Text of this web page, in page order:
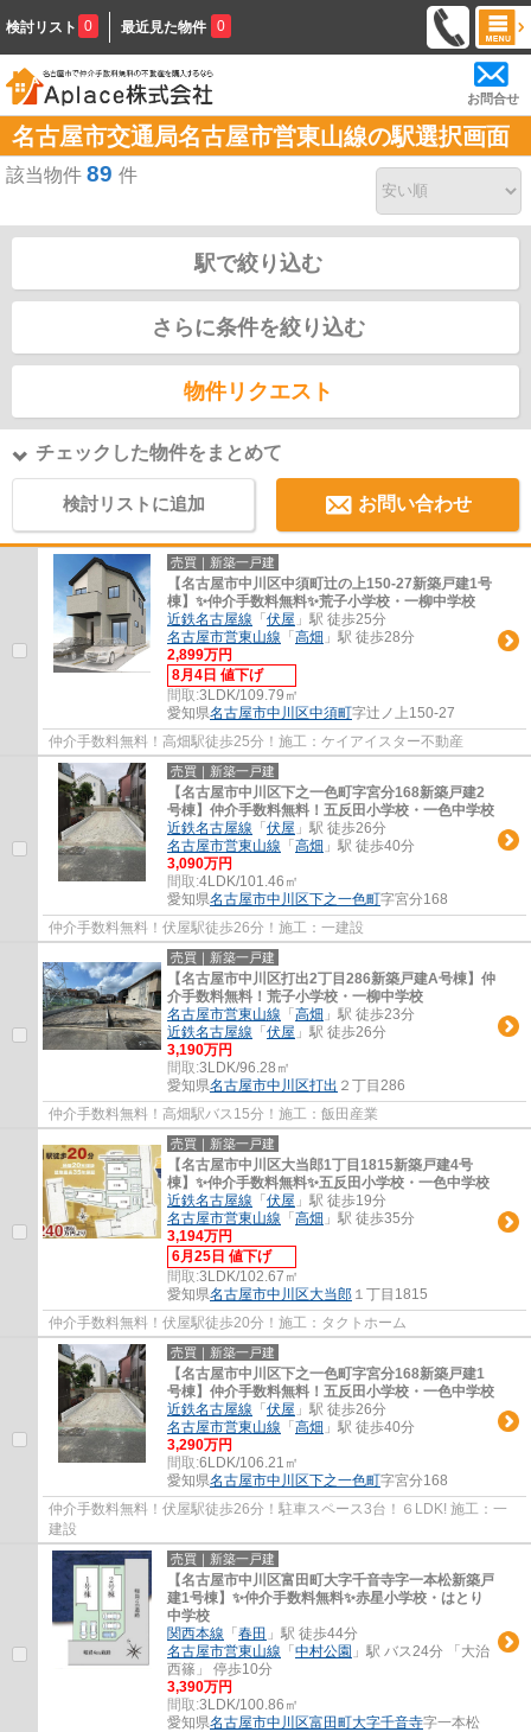
検討リスト 0 最近見た物件 0
お問合せ
名古屋市交通局名古屋市営東山線の駅選択画面
該当物件 89 件
駅で絞り込む
さらに条件を絞り込む
物件リクエスト
チェックした物件をまとめて
検討リストに追加 お問い合わせ
売買｜新築一戸建
【名古屋市中川区中須町辻の上150-27新築戸建1号
棟】✨️仲介手数料無料✨️荒子小学校・一柳中学校
近鉄名古屋線 「 伏屋 」駅 徒歩25分
名古屋市営東山線 「 高畑 」駅 徒歩28分
2,899万円
8月4日 値下げ
間取:3LDK/109.79㎡
愛知県名古屋市中川区中須町字辻ノ上150-27
仲介手数料無料！高畑駅徒歩25分！施工：ケイアイスター不動産
売買｜新築一戸建
【名古屋市中川区下之一色町字宮分168新築戸建2
号棟】仲介手数料無料！五反田小学校・一色中学校
近鉄名古屋線 「 伏屋 」駅 徒歩26分
名古屋市営東山線 「 高畑 」駅 徒歩40分
3,090万円
間取:4LDK/101.46㎡
愛知県名古屋市中川区下之一色町字宮分168
仲介手数料無料！伏屋駅徒歩26分！施工：一建設
売買｜新築一戸建
【名古屋市中川区打出2丁目286新築戸建A号棟】仲
介手数料無料！荒子小学校・一柳中学校
名古屋市営東山線 「 高畑 」駅 徒歩23分
近鉄名古屋線 「 伏屋 」駅 徒歩26分
3,190万円
間取:3LDK/96.28㎡
愛知県名古屋市中川区打出 ２丁目286
仲介手数料無料！高畑駅バス15分！施工：飯田産業
売買｜新築一戸建
【名古屋市中川区大当郎1丁目1815新築戸建4号
棟】✨️仲介手数料無料✨️五反田小学校・一色中学校
近鉄名古屋線 「 伏屋 」駅 徒歩19分
名古屋市営東山線 「 高畑 」駅 徒歩35分
3,194万円
6月25日 値下げ
間取:3LDK/102.67㎡
愛知県名古屋市中川区大当郎 １丁目1815
仲介手数料無料！伏屋駅徒歩20分！施工：タクトホーム
売買｜新築一戸建
【名古屋市中川区下之一色町字宮分168新築戸建1
号棟】仲介手数料無料！五反田小学校・一色中学校
近鉄名古屋線 「 伏屋 」駅 徒歩26分
名古屋市営東山線 「 高畑 」駅 徒歩40分
3,290万円
間取:6LDK/106.21㎡
愛知県名古屋市中川区下之一色町字宮分168
仲介手数料無料！伏屋駅徒歩26分！駐車スペース3台！６LDK! 施工：一
建設
売買｜新築一戸建
【名古屋市中川区富田町大字千音寺字一本松新築戸
建1号棟】✨️仲介手数料無料✨️赤星小学校・はとり
中学校
関西本線 「 春田 」駅 徒歩44分
名古屋市営東山線 「 中村公園 」駅 バス24分 「大治
西篠」 停歩10分
3,390万円
間取:3LDK/100.86㎡
愛知県名古屋市中川区富田町大字千音寺字一本松